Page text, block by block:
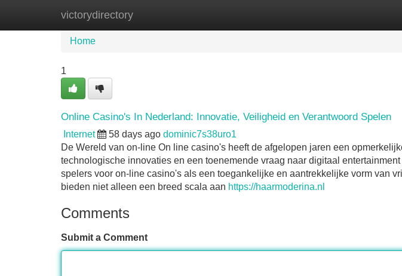
victorydirectory
Home New Site Listings
Home
1
Online Casino's In Nederland: Innovatie, Veiligheid en Verantwoord Spelen
Internet 58 days ago dominic7s38uro1
De Wereld van on-line On line casino's heeft de afgelopen jaren een
technologische innovaties en een toenemende vraag naar digitaal
spelers voor on-line casino's als een toegankelijke en aantrekkelijke vorm van
bieden niet alleen een breed scala aan https://haarmoderina.nl
Comments
Submit a Comment